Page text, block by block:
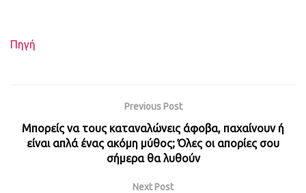
Πηγή
Previous Post
Μπορείς να τους καταναλώνεις άφοβα, παχαίνουν ή
είναι απλά ένας ακόμη μύθος; Όλες οι απορίες σου
σήμερα θα λυθούν
Next Post